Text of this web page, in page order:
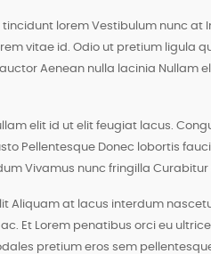
lorem Vestibulum nunc at
vitae id. Odio ut pretium ligula
Aenean nulla lacinia Nullam
elit id ut elit feugiat lacus.
Pellentesque Donec lobortis
Vivamus nunc fringilla
Aliquam at lacus interdum
Et Lorem penatibus orci eu
pretium eros sem